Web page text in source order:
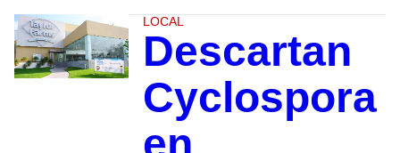
LOCAL
Descartan
Cyclospora